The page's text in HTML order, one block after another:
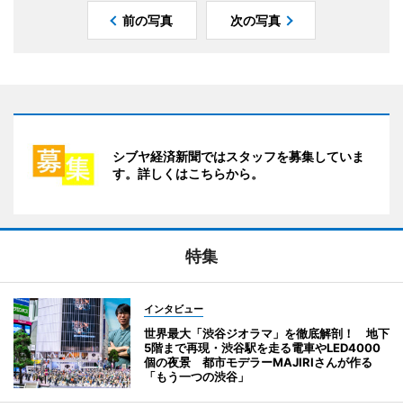
前の写真 次の写真
シブヤ経済新聞ではスタッフを募集していま
す。詳しくはこちらから。
特集
インタビュー
世界最大「渋谷ジオラマ」を徹底解剖！ 地下
5階まで再現・渋谷駅を走る電車やLED4000
個の夜景 都市モデラーMAJIRIさんが作る
「もう一つの渋谷」